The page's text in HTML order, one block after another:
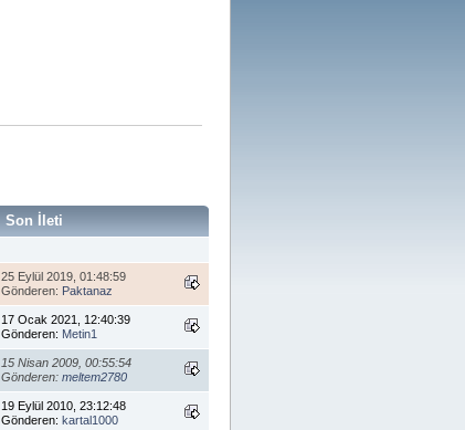
Son İleti
25 Eylül 2019, 01:48:59
Gönderen: Paktanaz
17 Ocak 2021, 12:40:39
Gönderen: Metin1
15 Nisan 2009, 00:55:54
Gönderen: meltem2780
19 Eylül 2010, 23:12:48
Gönderen: kartal1000